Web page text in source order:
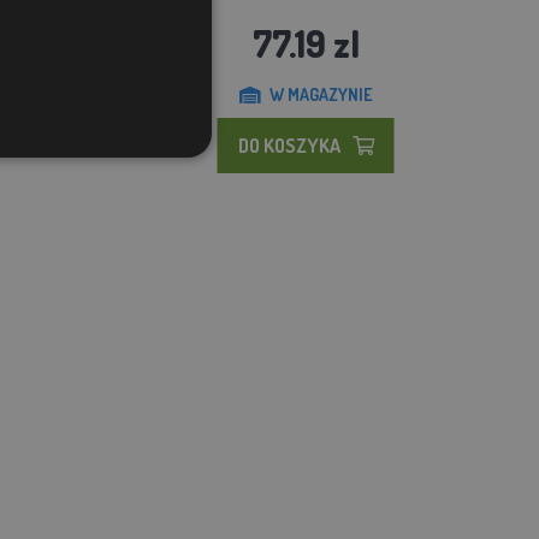
77.19 zl
W MAGAZYNIE
DO KOSZYKA